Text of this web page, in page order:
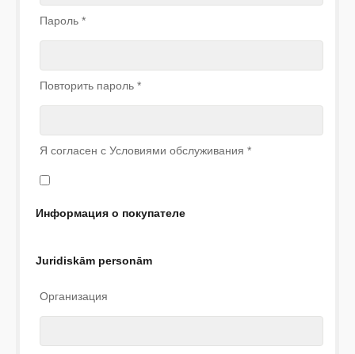
Пароль *
Повторить пароль *
Я согласен с Условиями обслуживания *
Информация о покупателе
Juridiskām personām
Организация